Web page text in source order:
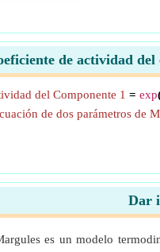
de actividad
del Componente 1 = exp
de dos parámetros de
Dar
es un modelo